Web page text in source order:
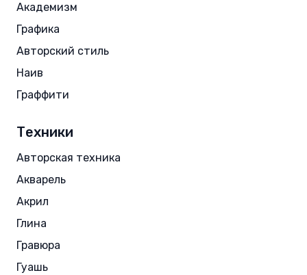
Академизм
Графика
Авторский стиль
Наив
Граффити
Техники
Авторская техника
Акварель
Акрил
Глина
Гравюра
Гуашь